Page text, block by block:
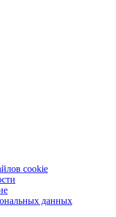
cookie
данных